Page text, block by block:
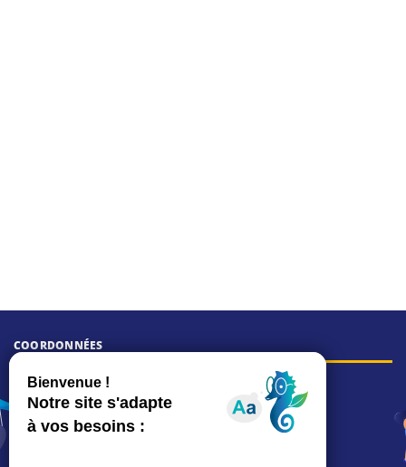
COORDONNÉES
Hôtel de ville
15, rue Charles-Duflos
01 41 19 83 00